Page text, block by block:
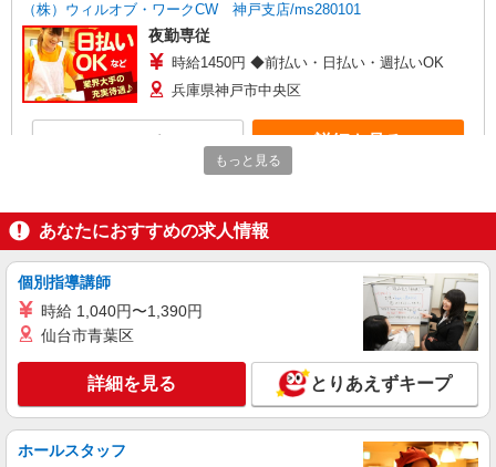
（株）ウィルオブ・ワークCW 神戸支店/ms280101
夜勤専従
時給1450円 ◆前払い・日払い・週払いOK
兵庫県神戸市中央区
詳細を見る
株式会社kotrio /●KB-H-1856652
三ノ宮／4名急募！シニア向けマンション
STAFF＊身体負担少なめ
時給1500円〜2125円 ＜日払い有/週払い有/交
通費全支給(ガソリン代含む)＞
キープ 詳細を見る
派遣社員
株式会社kotrio /●KB-H-2020554
もっと見る
あなたにおすすめの求人情報
個別指導講師
時給 1,040円〜1,390円
仙台市青葉区
詳細を見る とりあえずキープ
ホールスタッフ